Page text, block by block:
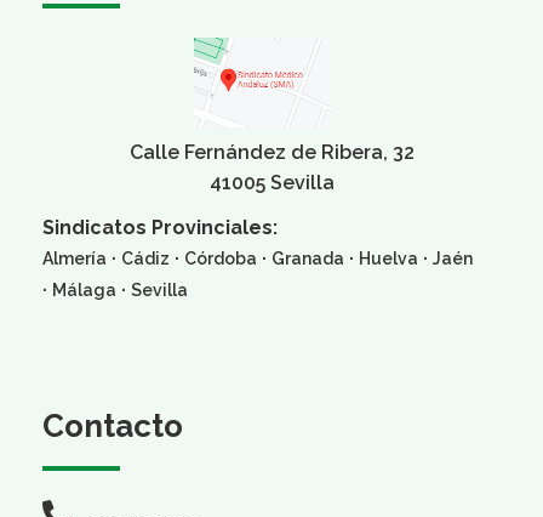
Calle Fernández de Ribera, 32
41005 Sevilla
Sindicatos Provinciales:
Almería · Cádiz · Córdoba · Granada · Huelva · Jaén
· Málaga · Sevilla
Contacto